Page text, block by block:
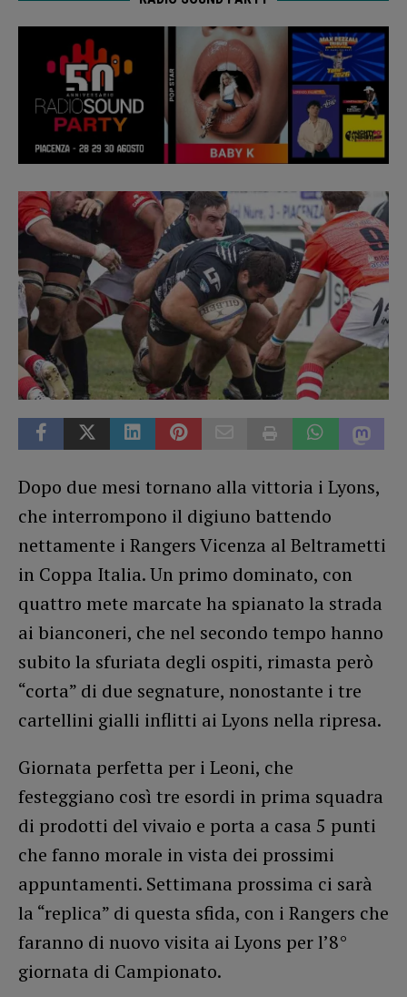
Dopo due mesi tornano alla vittoria i Lyons,
che interrompono il digiuno battendo
nettamente i Rangers Vicenza al Beltrametti
in Coppa Italia. Un primo dominato, con
quattro mete marcate ha spianato la strada
ai bianconeri, che nel secondo tempo hanno
subito la sfuriata degli ospiti, rimasta però
“corta” di due segnature, nonostante i tre
cartellini gialli inflitti ai Lyons nella ripresa.
Giornata perfetta per i Leoni, che
festeggiano così tre esordi in prima squadra
di prodotti del vivaio e porta a casa 5 punti
che fanno morale in vista dei prossimi
appuntamenti. Settimana prossima ci sarà
la “replica” di questa sfida, con i Rangers che
faranno di nuovo visita ai Lyons per l’8°
giornata di Campionato.